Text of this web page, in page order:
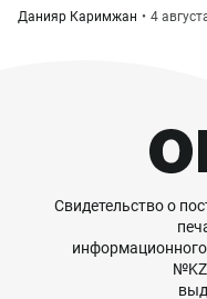
Данияр Каримжан 4
Свидетельство о
информационного